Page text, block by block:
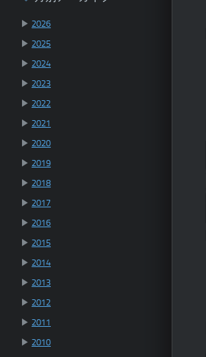
▶ 2026
▶ 2025
▶ 2024
▶ 2023
▶ 2022
▶ 2021
▶ 2020
▶ 2019
▶ 2018
▶ 2017
▶ 2016
▶ 2015
▶ 2014
▶ 2013
▶ 2012
▶ 2011
▶ 2010